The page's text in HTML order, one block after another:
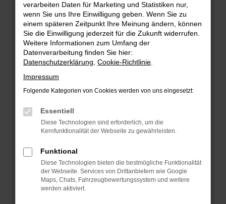
Fehler: Network Error
Beim Laden ist ein Fehler aufgetreten.
Hier sind ein paar Tipps, die dir helfen können:
Überprüfe deine Firewall und deine
Laden andere Webseiten, zum Beispiel
deine Suchmaschine?
Manche Erweiterungen, wie Werbeblocker,
können das Laden bestimmter Seiten
verhindern. Funktioniert die Seite in einem
anderen Browser oder in einem privaten
verarbeiten Daten für Marketing und Statistiken nur,
wenn Sie uns Ihre Einwilligung geben. Wenn Sie zu
einem späteren Zeitpunkt Ihre Meinung ändern, können
Sie die Einwilligung jederzeit für die Zukunft widerrufen.
Weitere Informationen zum Umfang der
Datenverarbeitung finden Sie hier:
Datenschutzerklärung Cookie-Richtlinie
Impressum
Folgende Kategorien von Cookies werden von uns eingesetzt:
Essentiell
Diese Technologien sind erforderlich, um die
Kernfunktionalität der Webseite zu gewährleisten.
Funktional
Diese Technologien bieten die bestmögliche Funktionalität
der Webseite. Services von Drittanbietern wie Google
Maps, Chats, Fahrzeugbewertungssystem und weitere
werden aktiviert.